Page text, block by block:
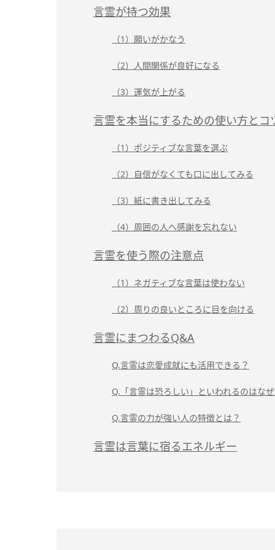
言霊が持つ効果
（1）願いがかなう
（2）人間関係が良好になる
（3）運気が上がる
言霊を本当にするための使い方とコ
（1）ポジティブな言葉を選ぶ
（2）自信がなくても口に出してみる
（3）紙に書き出してみる
（4）周囲の人へ感謝を忘れない
言霊を使う際の注意点
（1）ネガティブな言葉は使わない
（2）周りの良いところに目を向ける
言霊にまつわるQ&A
Q.言霊は恋愛成就にも活用できる？
Q.「言霊は恐ろしい」といわれるのはな
Q.言霊の力が強い人の特徴とは？
言霊は言葉に宿るエネルギー